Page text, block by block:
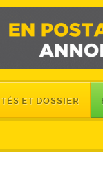
ET DOSSIER